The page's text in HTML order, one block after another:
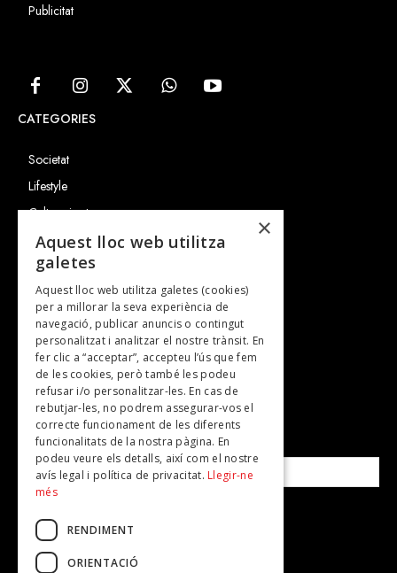
Publicitat
CATEGORIES
Societat
Lifestyle
Cultura i art
Entrevistes
Gastronomia
TV
Plans per fer
Revistes
SUBSCRIU-TE A LA NOSTRA NEWSLETTER!
Correu electrònic*
Accepto lapolítica de privacitat
×
Aquest lloc web utilitza
galetes
Aquest lloc web utilitza galetes (cookies)
per a millorar la seva experiència de
navegació, publicar anuncis o contingut
personalitzat i analitzar el nostre trànsit. En
fer clic a “acceptar”, accepteu l’ús que fem
de les cookies, però també les podeu
refusar i/o personalitzar-les. En cas de
rebutjar-les, no podrem assegurar-vos el
correcte funcionament de les diferents
funcionalitats de la nostra pàgina. En
podeu veure els detalls, així com el nostre
avís legal i política de privacitat. Llegir-ne
més
RENDIMENT
ORIENTACIÓ